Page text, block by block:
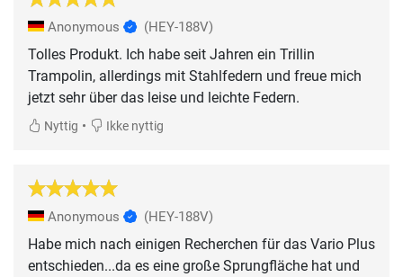
Anonymous (HEY-188V)
Tolles Produkt. Ich habe seit Jahren ein Trillin
Trampolin, allerdings mit Stahlfedern und freue mich
jetzt sehr über das leise und leichte Federn.
Nyttig • Ikke nyttig
Anonymous (HEY-188V)
Habe mich nach einigen Recherchen für das Vario Plus
entschieden...da es eine große Sprungfläche hat und